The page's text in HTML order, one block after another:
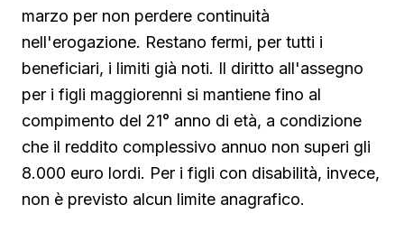
marzo per non perdere continuità
nell'erogazione. Restano fermi, per tutti i
beneficiari, i limiti già noti. Il diritto all'assegno
per i figli maggiorenni si mantiene fino al
compimento del 21° anno di età, a condizione
che il reddito complessivo annuo non superi gli
8.000 euro lordi. Per i figli con disabilità, invece,
non è previsto alcun limite anagrafico.